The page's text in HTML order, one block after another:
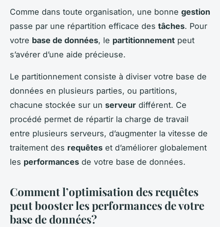
Comme dans toute organisation, une bonne gestion
passe par une répartition efficace des tâches. Pour
votre base de données, le partitionnement peut
s’avérer d’une aide précieuse.
Le partitionnement consiste à diviser votre base de
données en plusieurs parties, ou partitions,
chacune stockée sur un serveur différent. Ce
procédé permet de répartir la charge de travail
entre plusieurs serveurs, d’augmenter la vitesse de
traitement des requêtes et d’améliorer globalement
les performances de votre base de données.
Comment l’optimisation des requêtes
peut booster les performances de votre
base de données?